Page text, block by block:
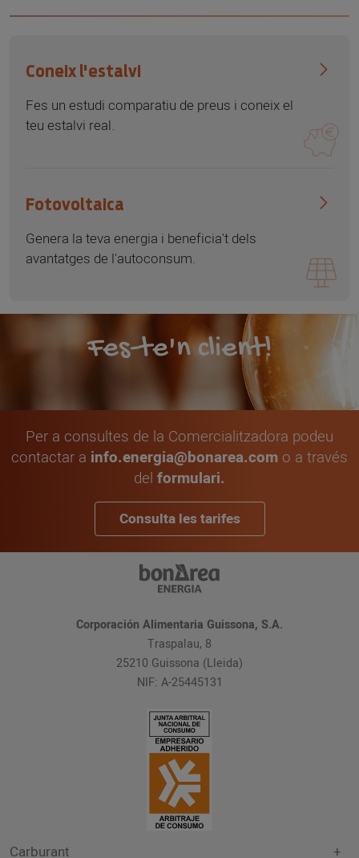
Coneix l'estalvi
Fes un estudi comparatiu de preus i coneix el
teu estalvi real.
Fotovoltaica
Genera la teva energia i beneficia't dels
avantatges de l'autoconsum.
Fes-te'n client!
Per a consultes de la Comercialitzadora podeu
contactar a info.energia@bonarea.com o a través
del formulari.
Consulta les tarifes
Corporación Alimentaria Guissona, S.A.
Traspalau, 8
25210 Guissona (Lleida)
NIF: A-25445131
Carburant +